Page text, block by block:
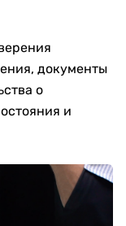
документы
о
и